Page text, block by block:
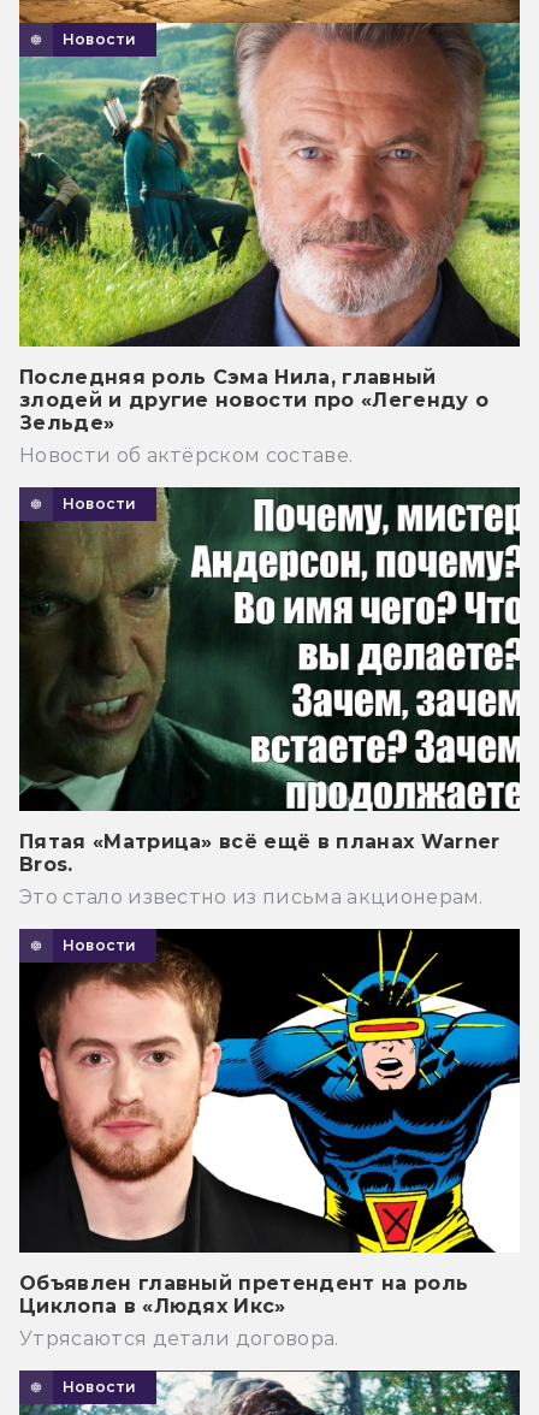
Новости
Последняя роль Сэма Нила, главный
злодей и другие новости про «Легенду о
Зельде»
Новости об актёрском составе.
Новости
Пятая «Матрица» всё ещё в планах Warner
Bros.
Это стало известно из письма акционерам.
Новости
Объявлен главный претендент на роль
Циклопа в «Людях Икс»
Утрясаются детали договора.
Новости